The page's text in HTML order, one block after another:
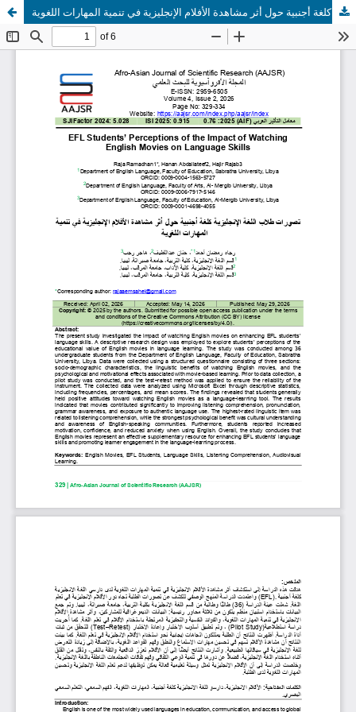
تصورات طلاب اللغة الإنجليزية كلغة أجنبية حول أثر مشاهدة الأفلام الإنجليزية في تنمية المهارات اللغوية